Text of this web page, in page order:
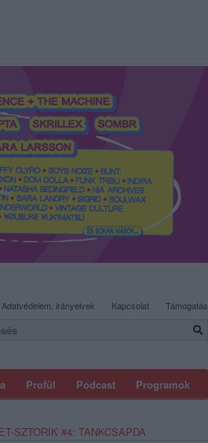
Profül Podcast Programok
Adatvédelem, irányelvek Kapcsolat Támogatás
SZTORIK #4: TANKCSAPDA